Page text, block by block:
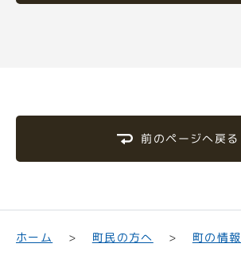
前のページへ戻る
ホーム 町民の方へ 町の情報